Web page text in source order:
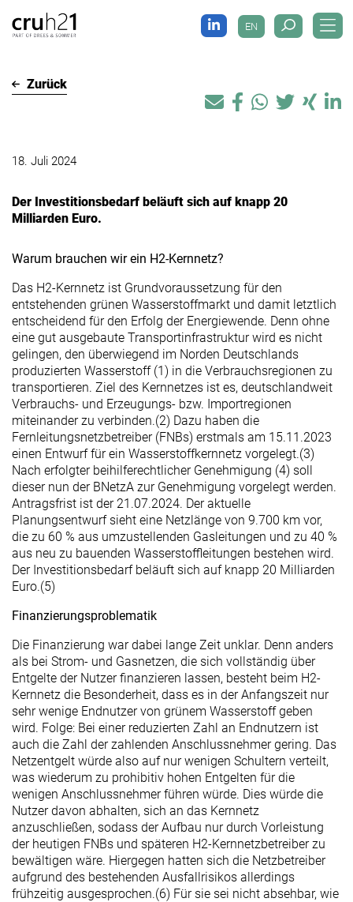
EN
Der H2 Klartext: "H2-Kernnetz
Zurück
18. Juli 2024
Der Investitionsbedarf beläuft sich auf knapp 20
Milliarden Euro.
Warum brauchen wir ein H2-Kernnetz?
Das H2-Kernnetz ist Grundvoraussetzung für den
entstehenden grünen Wasserstoffmarkt und damit letztlich
entscheidend für den Erfolg der Energiewende. Denn ohne
eine gut ausgebaute Transportinfrastruktur wird es nicht
gelingen, den überwiegend im Norden Deutschlands
produzierten Wasserstoff (1) in die Verbrauchsregionen zu
transportieren. Ziel des Kernnetzes ist es, deutschlandweit
Verbrauchs- und Erzeugungs- bzw. Importregionen
miteinander zu verbinden.(2) Dazu haben die
Fernleitungsnetzbetreiber (FNBs) erstmals am 15.11.2023
einen Entwurf für ein Wasserstoffkernnetz vorgelegt.(3)
Nach erfolgter beihilferechtlicher Genehmigung (4) soll
dieser nun der BNetzA zur Genehmigung vorgelegt werden.
Antragsfrist ist der 21.07.2024. Der aktuelle
Planungsentwurf sieht eine Netzlänge von 9.700 km vor,
die zu 60 % aus umzustellenden Gasleitungen und zu 40 %
aus neu zu bauenden Wasserstoffleitungen bestehen wird.
Der Investitionsbedarf beläuft sich auf knapp 20 Milliarden
Euro.(5)
Finanzierungsproblematik
Die Finanzierung war dabei lange Zeit unklar. Denn anders
als bei Strom- und Gasnetzen, die sich vollständig über
Entgelte der Nutzer finanzieren lassen, besteht beim H2-
Kernnetz die Besonderheit, dass es in der Anfangszeit nur
sehr wenige Endnutzer von grünem Wasserstoff geben
wird. Folge: Bei einer reduzierten Zahl an Endnutzern ist
auch die Zahl der zahlenden Anschlussnehmer gering. Das
Netzentgelt würde also auf nur wenigen Schultern verteilt,
was wiederum zu prohibitiv hohen Entgelten für die
wenigen Anschlussnehmer führen würde. Dies würde die
Nutzer davon abhalten, sich an das Kernnetz
anzuschließen, sodass der Aufbau nur durch Vorleistung
der heutigen FNBs und späteren H2-Kernnetzbetreiber zu
bewältigen wäre. Hiergegen hatten sich die Netzbetreiber
aufgrund des bestehenden Ausfallrisikos allerdings
frühzeitig ausgesprochen.(6) Für sie sei nicht absehbar, wie